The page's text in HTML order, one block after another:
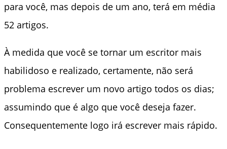
para você, mas depois de um ano, terá em média
52 artigos.
À medida que você se tornar um escritor mais
habilidoso e realizado, certamente, não será
problema escrever um novo artigo todos os dias;
assumindo que é algo que você deseja fazer.
Consequentemente logo irá escrever mais rápido.